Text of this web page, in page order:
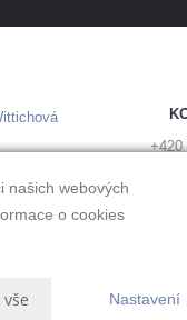
+420
našich webových
o cookies
Nastavení